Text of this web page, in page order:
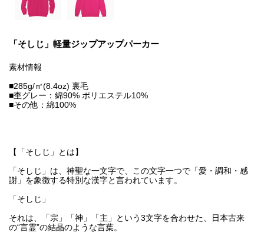
「そしじ」軽量ジップアップパーカー
素材情報
■285g/㎡(8.4oz) 裏毛
■杢グレー：綿90% ポリエステル10%
■その他：綿100%
【「そしじ」とは】
「そしじ」は、神聖な一文字で、この文字一つで「愛・調和・感
謝」を象徴する特別な漢字と言われています。
「そしじ」
それは、「宗」「神」「主」という3文字を合わせた、日本古来
の“言霊”の結晶のような言葉。